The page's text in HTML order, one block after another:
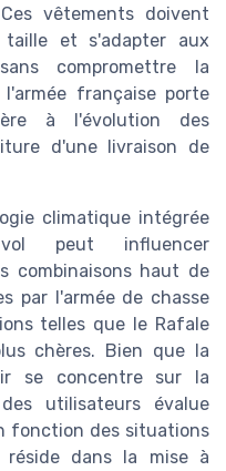
vêtements doivent
et s'adapter aux
compromettre la
française porte
à l'évolution des
d'une livraison de
climatique intégrée
peut influencer
combinaisons haut de
par l'armée de chasse
telles que le Rafale
chères. Bien que la
se concentre sur la
utilisateurs évalue
fonction des situations
dans la mise à